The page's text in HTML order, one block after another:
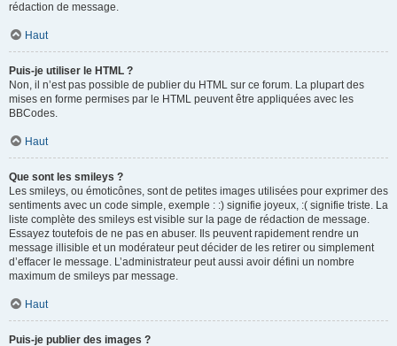
rédaction de message.
Haut
Puis-je utiliser le HTML ?
Non, il n’est pas possible de publier du HTML sur ce forum. La plupart des
mises en forme permises par le HTML peuvent être appliquées avec les
BBCodes.
Haut
Que sont les smileys ?
Les smileys, ou émoticônes, sont de petites images utilisées pour exprimer des
sentiments avec un code simple, exemple : :) signifie joyeux, :( signifie triste. La
liste complète des smileys est visible sur la page de rédaction de message.
Essayez toutefois de ne pas en abuser. Ils peuvent rapidement rendre un
message illisible et un modérateur peut décider de les retirer ou simplement
d’effacer le message. L’administrateur peut aussi avoir défini un nombre
maximum de smileys par message.
Haut
Puis-je publier des images ?